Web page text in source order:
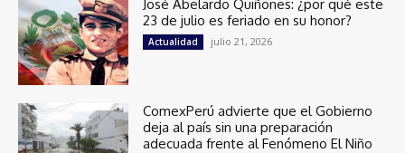
José Abelardo Quiñones: ¿por qué este
23 de julio es feriado en su honor?
Actualidad julio 21, 2026
ComexPerú advierte que el Gobierno
deja al país sin una preparación
adecuada frente al Fenómeno El Niño